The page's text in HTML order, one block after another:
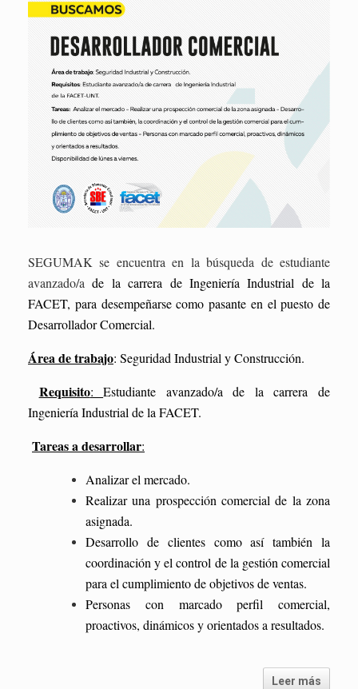
SEGUMAK se encuentra en la búsqueda de estudiante
avanzado/ade la carrera de Ingeniería Industrial de la
FACET, para desempeñarse como pasante en el puesto de
Desarrollador Comercial.
Área de trabajo: Seguridad Industrial y Construcción.
Requisito:Estudiante avanzado/a de lacarrera de
Ingeniería Industrial de la FACET.
Tareas a desarrollar:
Analizar el mercado.
Realizar una prospección comercial de la zona
asignada.
Desarrollo de clientes como así también la
coordinación y el control de la gestión comercial
para el cumplimiento de objetivos de ventas.
Personas con marcado perfil comercial,
proactivos, dinámicos y orientados a resultados.
Leer más